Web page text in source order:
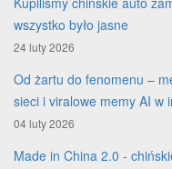
wszystko było jasne
24 luty 2026
Od żartu do fenomenu –
sieci i viralowe memy AI w
04 luty 2026
Made in China 2.0 -